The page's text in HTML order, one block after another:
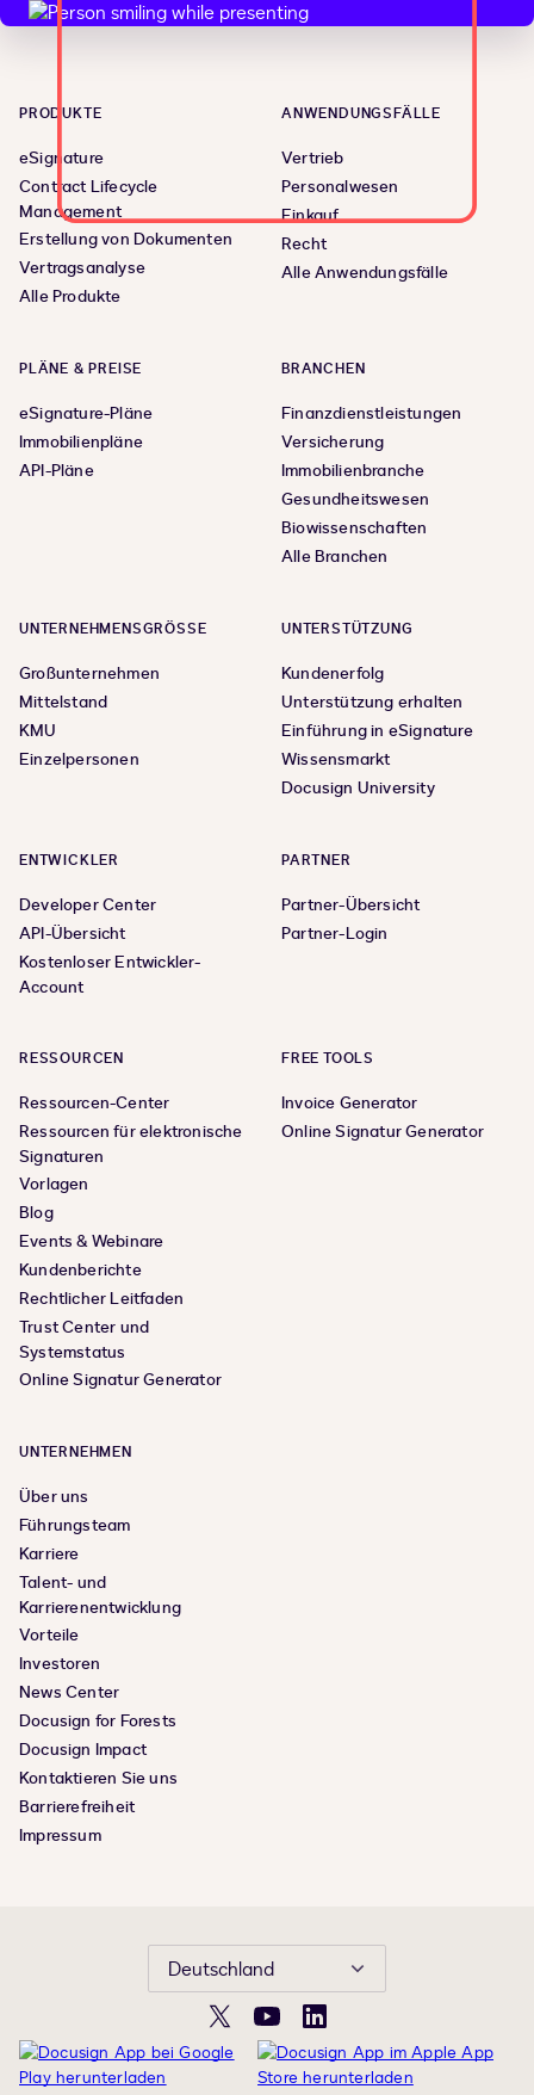
PRODUKTE
eSignature
Contract Lifecycle
Management
Erstellung von Dokumenten
Vertragsanalyse
Alle Produkte
ANWENDUNGSFÄLLE
Vertrieb
Personalwesen
Einkauf
Recht
Alle Anwendungsfälle
PLÄNE & PREISE
eSignature-Pläne
Immobilienpläne
API-Pläne
BRANCHEN
Finanzdienstleistungen
Versicherung
Immobilienbranche
Gesundheitswesen
Biowissenschaften
Alle Branchen
UNTERNEHMENSGRÖSSE
Großunternehmen
Mittelstand
KMU
Einzelpersonen
UNTERSTÜTZUNG
Kundenerfolg
Unterstützung erhalten
Einführung in eSignature
Wissensmarkt
Docusign University
ENTWICKLER
Developer Center
API-Übersicht
Kostenloser Entwickler-
Account
PARTNER
Partner-Übersicht
Partner-Login
RESSOURCEN
Ressourcen-Center
Ressourcen für elektronische
Signaturen
Vorlagen
Blog
Events & Webinare
Kundenberichte
Rechtlicher Leitfaden
Trust Center und
Systemstatus
Online Signatur Generator
FREE TOOLS
Invoice Generator
Online Signatur Generator
UNTERNEHMEN
Über uns
Führungsteam
Karriere
Talent- und
Karrierenentwicklung
Vorteile
Investoren
News Center
Docusign for Forests
Docusign Impact
Kontaktieren Sie uns
Barrierefreiheit
Impressum
Deutschland
X YouTubeLinkedIn